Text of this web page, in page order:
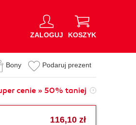
ZALOGUJ KOSZYK
Bony Podaruj prezent
cenie » 50% taniej
116,10 zł